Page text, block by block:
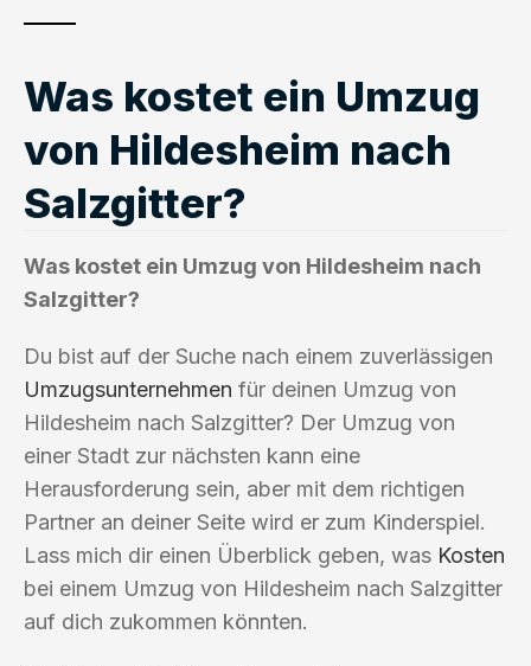
Was kostet ein Umzug
von Hildesheim nach
Salzgitter?
Was kostet ein Umzug von Hildesheim nach
Salzgitter?
Du bist auf der Suche nach einem zuverlässigen
Umzugsunternehmen für deinen Umzug von
Hildesheim nach Salzgitter? Der Umzug von
einer Stadt zur nächsten kann eine
Herausforderung sein, aber mit dem richtigen
Partner an deiner Seite wird er zum Kinderspiel.
Lass mich dir einen Überblick geben, was Kosten
bei einem Umzug von Hildesheim nach Salzgitter
auf dich zukommen könnten.